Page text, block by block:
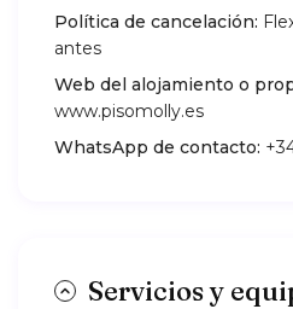
Política de cancelación:
antes
Web del alojamiento o
www.pisomolly.es
WhatsApp de contacto:
Servicios y